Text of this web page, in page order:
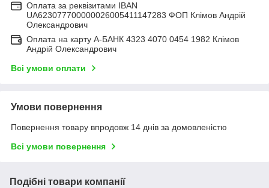
Оплата за реквізитами IBAN
UA623077700000026005411147283 ФОП Клімов Андрій
Олександрович
Оплата на карту А-БАНК 4323 4070 0454 1982 Клімов
Андрій Олександрович
Всі умови оплати
Умови повернення
Повернення товару впродовж 14 днів за домовленістю
Всі умови повернення
Подібні товари компанії